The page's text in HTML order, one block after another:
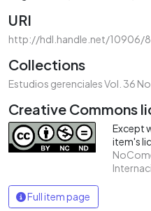
URI
http://hdl.handle.net/10906/
Collections
Estudios gerenciales Vol. 36
Creative Commons
Except
item's
Full item page